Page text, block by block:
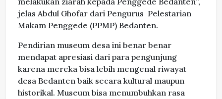
jelas Abdul Ghofar dari Pengurus Pelestarian
Makam Penggede (PPMP) Bedanten.
Pendirian museum desa ini benar benar
mendapat apresiasi dari para pengunjung
karena mereka bisa lebih mengenal riwayat
desa Bedanten baik secara kultural maupun
historikal. Museum bisa menumbuhkan rasa